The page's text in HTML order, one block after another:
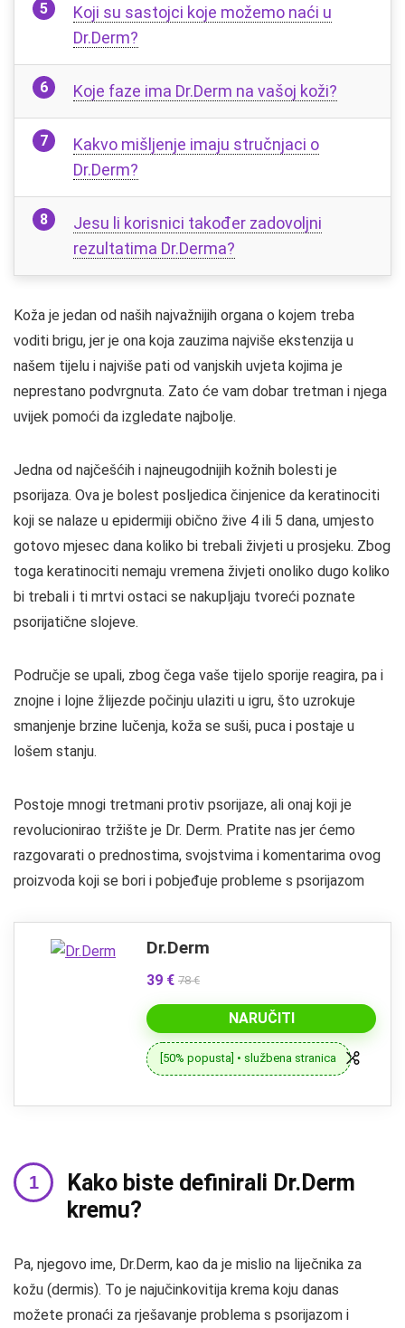
Koji su sastojci koje možemo naći u
Dr.Derm?
Koje faze ima Dr.Derm na vašoj koži?
Kakvo mišljenje imaju stručnjaci o
Dr.Derm?
Jesu li korisnici također zadovoljni
rezultatima Dr.Derma?
Koža je jedan od naših najvažnijih organa o kojem treba
voditi brigu, jer je ona koja zauzima najviše ekstenzija u
našem tijelu i najviše pati od vanjskih uvjeta kojima je
neprestano podvrgnuta. Zato će vam dobar tretman i njega
uvijek pomoći da izgledate najbolje.
Jedna od najčešćih i najneugodnijih kožnih bolesti je
psorijaza. Ova je bolest posljedica činjenice da keratinociti
koji se nalaze u epidermiji obično žive 4 ili 5 dana, umjesto
gotovo mjesec dana koliko bi trebali živjeti u prosjeku. Zbog
toga keratinociti nemaju vremena živjeti onoliko dugo koliko
bi trebali i ti mrtvi ostaci se nakupljaju tvoreći poznate
psorijatične slojeve.
Područje se upali, zbog čega vaše tijelo sporije reagira, pa i
znojne i lojne žlijezde počinju ulaziti u igru, što uzrokuje
smanjenje brzine lučenja, koža se suši, puca i postaje u
lošem stanju.
Postoje mnogi tretmani protiv psorijaze, ali onaj koji je
revolucionirao tržište je Dr. Derm. Pratite nas jer ćemo
razgovarati o prednostima, svojstvima i komentarima ovog
proizvoda koji se bori i pobjeđuje probleme s psorijazom
Dr.Derm
39 € 78 €
NARUČITI
[50% popusta] • službena stranica
Kako biste definirali Dr.Derm
kremu?
Pa, njegovo ime, Dr.Derm, kao da je mislio na liječnika za
kožu (dermis). To je najučinkovitija krema koju danas
možete pronaći za rješavanje problema s psorijazom i